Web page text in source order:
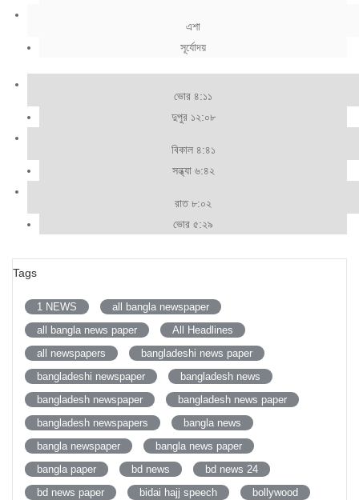
এশা
সূর্যোদয়
ভোর ৪:১১
দুপুর ১২:০৮
বিকাল ৪:৪১
সন্ধ্যা ৬:৪২
রাত ৮:০২
ভোর ৫:২৯
Tags
1 NEWS
all bangla newspaper
all bangla news paper
All Headlines
all newspapers
bangladeshi news paper
bangladeshi newspaper
bangladesh news
bangladesh newspaper
bangladesh news paper
bangladesh newspapers
bangla news
bangla newspaper
bangla news paper
bangla paper
bd news
bd news 24
bd news paper
bidai hajj speech
bollywood